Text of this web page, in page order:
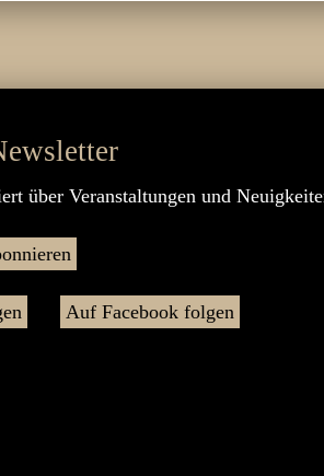
über Veranstaltungen und
Auf Facebook folgen